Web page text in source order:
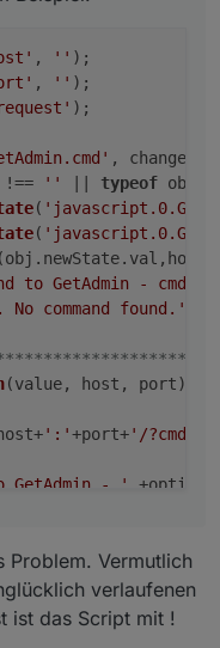
to GetAdmin -
No command
host,
'+host+':'+port+'/
to GetAdmin - '
function (error,
response - ' +
, '' );
, '' );
);
, change
!== '' typeof obj.
(
(
(obj. newState. val
to GetAdmin - cmd: '
No command found.'
(value, host, port){
':'+port+'/?cmd='
GetAdmin - '
statusCode ==
Problem. Vermutlich
verlaufenen
ist das Script mit !